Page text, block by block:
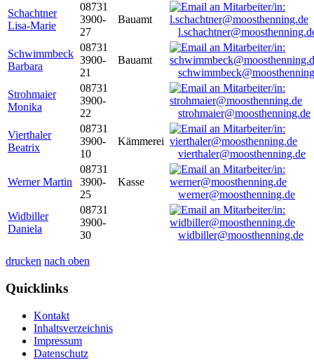
Schachtner
Lisa-Marie
08731
3900-
27
Bauamt
Schwimmbeck
Barbara
08731
3900-
21
Bauamt
Strohmaier
Monika
08731
3900-
22
strohmaier@moosthenning.de
Vierthaler
Beatrix
08731
3900-
10
Kämmerei
vierthaler@moosthenning.de
Werner Martin
08731
3900-
25
Kasse
werner@moosthenning.de
Widbiller
Daniela
08731
3900-
30
widbiller@moosthenning.de
drucken nach oben
Quicklinks
Kontakt
Inhaltsverzeichnis
Impressum
Datenschutz